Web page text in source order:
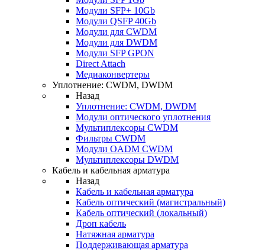
Модули SFP+ 10Gb
Модули QSFP 40Gb
Модули для CWDM
Модули для DWDM
Модули SFP GPON
Direct Attach
Медиаконвертеры
Уплотнение: CWDM, DWDM
Назад
Уплотнение: CWDM, DWDM
Модули оптического уплотнения
Мультиплексоры CWDM
Фильтры CWDM
Модули OADM CWDM
Мультиплексоры DWDM
Кабель и кабельная арматура
Назад
Кабель и кабельная арматура
Кабель оптический (магистральный)
Кабель оптический (локальный)
Дроп кабель
Натяжная арматура
Поддерживающая арматура